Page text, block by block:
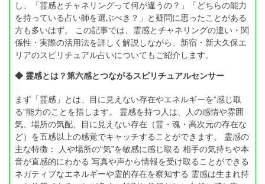
し、「霊感とチャネリングって何が違うの？」「どちらの能力
を持っている占い師を選ぶべき？」と疑問に思ったことがある
方も多いはず。 この記事では、霊感とチャネリングの違い・関
係性・実際の活用法を詳しく解説しながら、新宿・新大久保エ
リアのスピリチュアル占いについてもご紹介します。
◆ 霊感とは？第六感とつながるスピリチュアルセンサー
まず「霊感」とは、目に見えない存在やエネルギーを“感じ取
る”能力のことを指します。 霊感を持つ人は、人の感情や雰囲
気、場所の気配、目に見えない存在（霊・魂・高次元の存在な
ど）を五感以上の感覚でキャッチすることができます。 霊感の
主な特徴： 人や場所の“気”を敏感に感じ取る 相手の気持ちや本
音が直感的にわかる 写真や声から情報を受け取ることができる
ネガティブなエネルギーや霊的存在を察知する 霊感は生まれ持